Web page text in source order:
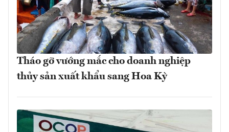
Tháo gỡ vướng mắc cho doanh nghiệp
thủy sản xuất khẩu sang Hoa Kỳ